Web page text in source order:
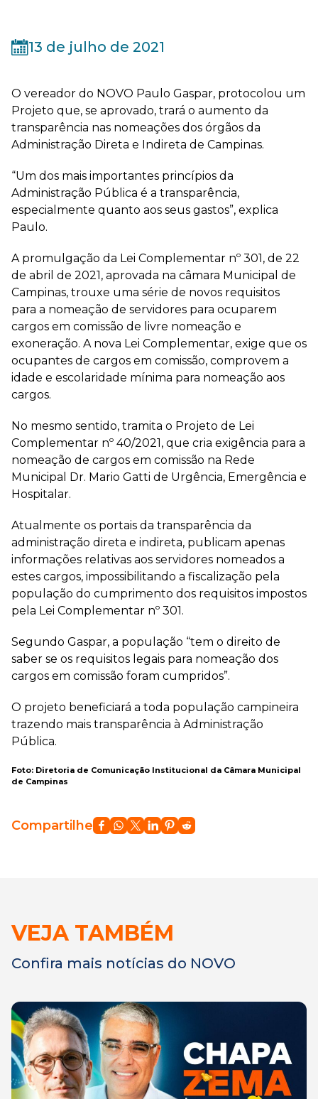
13 de julho de 2021
O vereador do NOVO Paulo Gaspar, protocolou um
Projeto que, se aprovado, trará o aumento da
transparência nas nomeações dos órgãos da
Administração Direta e Indireta de Campinas.
“Um dos mais importantes princípios da
Administração Pública é a transparência,
especialmente quanto aos seus gastos”, explica
Paulo.
A promulgação da Lei Complementar nº 301, de 22
de abril de 2021, aprovada na câmara Municipal de
Campinas, trouxe uma série de novos requisitos
para a nomeação de servidores para ocuparem
cargos em comissão de livre nomeação e
exoneração. A nova Lei Complementar, exige que os
ocupantes de cargos em comissão, comprovem a
idade e escolaridade mínima para nomeação aos
cargos.
No mesmo sentido, tramita o Projeto de Lei
Complementar nº 40/2021, que cria exigência para a
nomeação de cargos em comissão na Rede
Municipal Dr. Mario Gatti de Urgência, Emergência e
Hospitalar.
Atualmente os portais da transparência da
administração direta e indireta, publicam apenas
informações relativas aos servidores nomeados a
estes cargos, impossibilitando a fiscalização pela
população do cumprimento dos requisitos impostos
pela Lei Complementar nº 301.
Segundo Gaspar, a população “tem o direito de
saber se os requisitos legais para nomeação dos
cargos em comissão foram cumpridos”.
O projeto beneficiará a toda população campineira
trazendo mais transparência à Administração
Pública.
Foto: Diretoria de Comunicação Institucional da Câmara Municipal
de Campinas
Compartilhe
VEJA TAMBÉM
Confira mais notícias do NOVO